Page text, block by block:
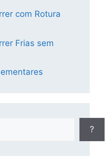
com Rotura
Frias sem
?